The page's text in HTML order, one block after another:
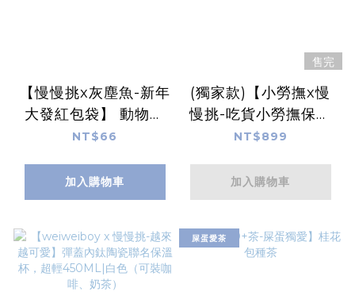
【慢慢挑x灰塵魚-新年
大發紅包袋】 動物群
聚打麻將，每包4款圖
NT$66
加入購物車
售完
(獨家款)【小勞撫x慢
慢挑-吃貨小勞撫保溫
杯】彈蓋內鈦陶瓷保溫
裝咖啡、奶茶）
NT$899
加入購物車
屎蛋愛茶